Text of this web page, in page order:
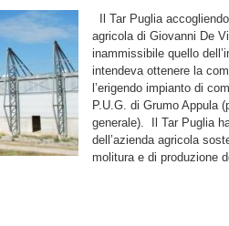
Il Tar Puglia
agricola di Giovanni De
inammissibile quello
intendeva ottenere la
l’erigendo impianto di
P.U.G. di Grumo Appula
generale). Il Tar Puglia
dell’azienda agricola
molitura e di produzione